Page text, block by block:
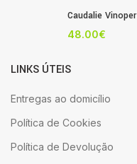
Caudalie
48.00€
LINKS ÚTEIS
Entregas ao domicílio
Política de Cookies
Política de Devolução